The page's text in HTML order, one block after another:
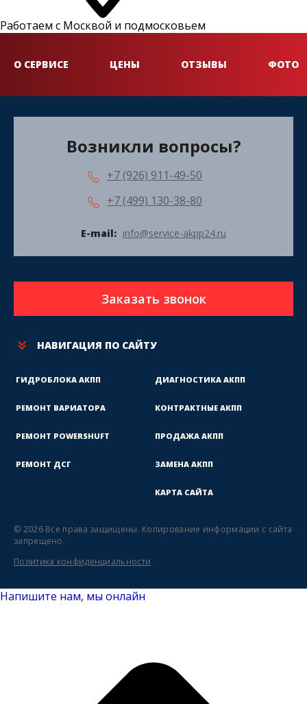
Работаем с Москвой и подмосковьем
О СЕРВИСЕ ЦЕНЫ ОТЗЫВЫ ФОТО
НАВИГАЦИЯ ПО САЙТУ
ГИДРОБЛОКА АКПП
РЕМОНТ ВАРИАТОРА
РЕМОНТ POWERSHUFT
РЕМОНТ ДСГ
ДИАГНОСТИКА АКПП
КОНТРАКТНЫЕ АКПП
ПРОДАЖА АКПП
ЗАМЕНА АКПП
КАРТА САЙТА
© 2026 Все права защищены. Копирование информации с сайта
запрещено.
Политика конфиденциальности
Возникли вопросы?
+7 (926) 911-49-50
+7 (499) 130-38-80
E-mail: info@service-akpp24.ru
Заказать звонок
Напишите нам, мы онлайн